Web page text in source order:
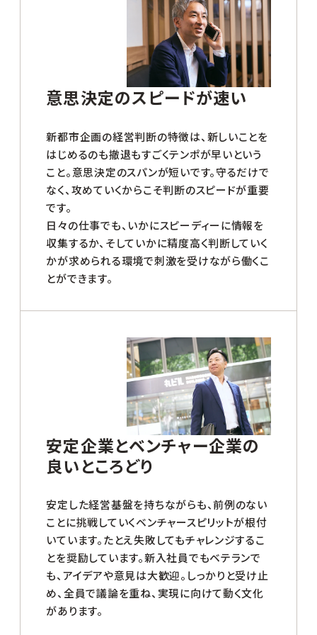
意思決定のスピードが速い
新都市企画の経営判断の特徴は、新しいことを
はじめるのも撤退もすごくテンポが早いという
こと。意思決定のスパンが短いです。守るだけで
なく、攻めていくからこそ判断のスピードが重要
です。
日々の仕事でも、いかにスピーディーに情報を
収集するか、そしていかに精度高く判断していく
かが求められる環境で刺激を受けながら働くこ
とができます。
安定企業とベンチャー企業の
良いところどり
安定した経営基盤を持ちながらも、前例のない
ことに挑戦していくベンチャースピリットが根付
いています。たとえ失敗してもチャレンジするこ
とを奨励しています。新入社員でもベテランで
も、アイデアや意見は大歓迎。しっかりと受け止
め、全員で議論を重ね、実現に向けて動く文化
があります。